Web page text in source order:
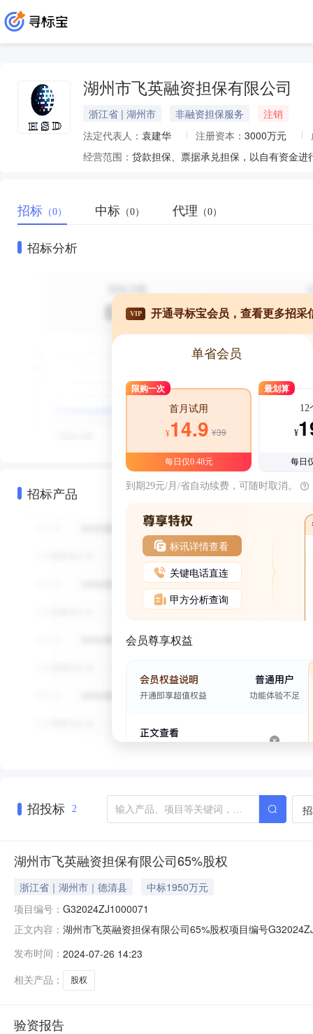
湖州市飞英融资担保有限公司
浙江省 | 湖州市 非融资担保服务
注销
法定代表人： 袁建华 注册资本： 3000万元
经营范围：
招标 （0） 中标 （0） 代理 （0）
招标分析
招标产品
VIP 开通寻标宝会员，查看更多招采
单省会员
限购一次
首月试用
¥14.9 ¥39
每日仅0.48元
最划算
12
¥
每日
到期29元/月/省自动续费，可随时取消。
标讯详情查看
关键电话直连
甲方分析查询
会员尊享权益
招投标 2
湖州市飞英融资担保有限公司65%股权
浙江省｜湖州市｜德清县
中标1950万元
项目编号： G32024ZJ1000071
正文内容： 湖州市飞英融资担保有限公司65%股权项目编号
发布时间： 2024-07-26 14:23
相关产品：
股权
验资报告